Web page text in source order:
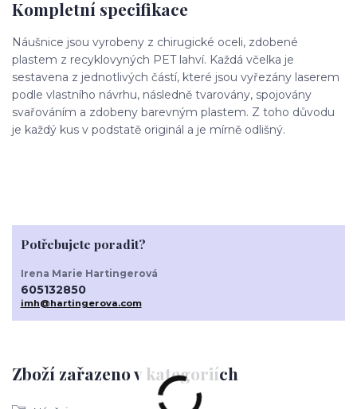
Kompletní specifikace
Náušnice jsou vyrobeny z chirugické oceli, zdobené
plastem z recyklovyných PET lahví. Každá včelka je
sestavena z jednotlivých částí, které jsou vyřezány laserem
podle vlastního návrhu, následně tvarovány, spojovány
svařováním a zdobeny barevným plastem. Z toho důvodu
je každý kus v podstatě originál a je mírně odlišný.
Zboží zařazeno v kategoriích
Potřebujete poradit?
Irena Marie Hartingerová
605132850
imh@hartingerova.com